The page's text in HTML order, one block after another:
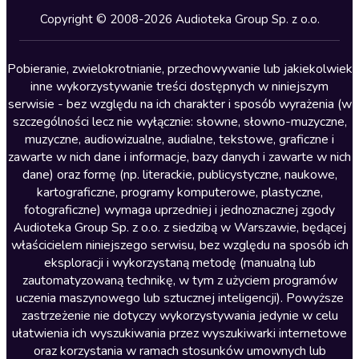
Kryminały
Lektury szkolne
Literatura anglojęzyczna
Literatura faktu
Literatura obyczajowa
Literatura piękna obca
Literatura piękna polska
Nagrania relaksacyjne
Nauka języków
Nauki humanistyczne
Podcasty i audycje
Polityka
Prasa
Copyright © 2008-2026 Audioteka Group Sp. z o.o.
Pobieranie, zwielokrotnianie, przechowywanie lub jakiekolwiek
inne wykorzystywanie treści dostępnych w niniejszym
serwisie - bez względu na ich charakter i sposób wyrażenia (w
szczególności lecz nie wyłącznie: słowne, słowno-muzyczne,
muzyczne, audiowizualne, audialne, tekstowe, graficzne i
zawarte w nich dane i informacje, bazy danych i zawarte w nich
dane) oraz formę (np. literackie, publicystyczne, naukowe,
kartograficzne, programy komputerowe, plastyczne,
fotograficzne) wymaga uprzedniej i jednoznacznej zgody
Audioteka Group Sp. z o.o. z siedzibą w Warszawie, będącej
właścicielem niniejszego serwisu, bez względu na sposób ich
eksploracji i wykorzystaną metodę (manualną lub
zautomatyzowaną technikę, w tym z użyciem programów
uczenia maszynowego lub sztucznej inteligencji). Powyższe
zastrzeżenie nie dotyczy wykorzystywania jedynie w celu
ułatwienia ich wyszukiwania przez wyszukiwarki internetowe
oraz korzystania w ramach stosunków umownych lub